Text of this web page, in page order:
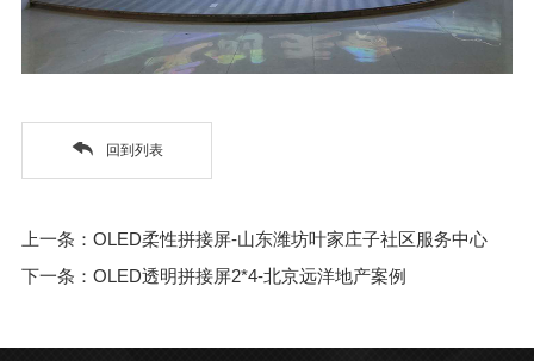
回到列表
上一条：OLED柔性拼接屏-山东潍坊叶家庄子社区服务中心
下一条：OLED透明拼接屏2*4-北京远洋地产案例